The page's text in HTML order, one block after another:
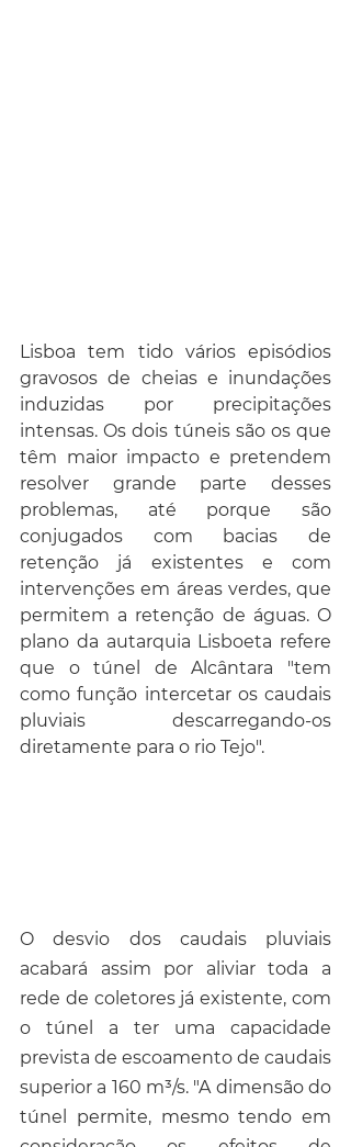
Lisboa tem tido vários episódios
gravosos de cheias e inundações
induzidas por precipitações
intensas. Os dois túneis são os que
têm maior impacto e pretendem
resolver grande parte desses
problemas, até porque são
conjugados com bacias de
retenção já existentes e com
intervenções em áreas verdes, que
permitem a retenção de águas. O
plano da autarquia Lisboeta refere
que o túnel de Alcântara "tem
como função intercetar os caudais
pluviais descarregando-os
diretamente para o rio Tejo".
O desvio dos caudais pluviais
acabará assim por aliviar toda a
rede de coletores já existente, com
o túnel a ter uma capacidade
prevista de escoamento de caudais
superior a 160 m³/s. "A dimensão do
túnel permite, mesmo tendo em